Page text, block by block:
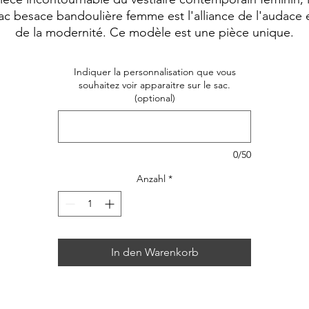
besace bandoulière femme est l'alliance de l'audace
de la modernité. Ce modèle est une pièce unique.
Indiquer la personnalisation que vous
souhaitez voir apparaitre sur le sac.
(optional)
0/50
Anzahl *
In den Warenkorb